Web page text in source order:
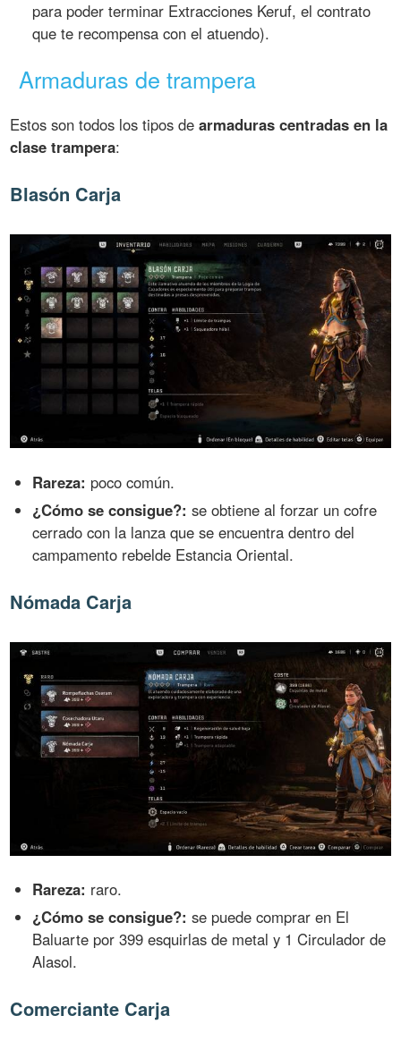
para poder terminar Extracciones Keruf, el contrato
que te recompensa con el atuendo).
Armaduras de trampera
Estos son todos los tipos dearmaduras centradas en la
clase trampera:
Blasón Carja
Rareza: poco común.
¿Cómo se consigue?: se obtiene al forzar un cofre
cerrado con la lanza que se encuentra dentro del
campamento rebelde Estancia Oriental.
Nómada Carja
Rareza: raro.
¿Cómo se consigue?: se puede comprar en El
Baluarte por 399 esquirlas de metal y 1 Circulador de
Alasol.
Comerciante Carja